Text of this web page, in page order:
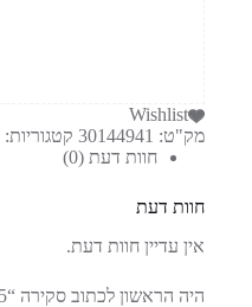
Wishlist
מק"ט: 30144941 קטגוריות:
חוות דעת (0)
חוות דעת
אין עדיין חוות דעת.
היה הראשון לכתוב סקירה “MAYBELLINE SUPER STAY VINYL INK 105”